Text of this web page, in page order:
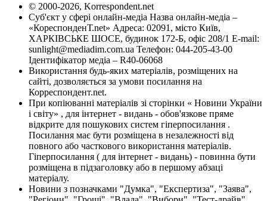
© 2000-2026, Korrespondent.net
Суб'єкт у сфері онлайн-медіа Назва онлайн-медіа –
«КореспонденТ.net» Адреса: 02091, місто Київ,
ХАРКІВСЬКЕ ШОСЕ, будинок 172-Б, офіс 208/1 E-mail:
sunlight@mediadim.com.ua Телефон: 044-205-43-00
Ідентифікатор медіа – R40-06068
Використання будь-яких матеріалів, розміщених на
сайті, дозволяється за умови посилання на
Корреспондент.net.
При копіюванні матеріалів зі сторінки « Новини України
і світу» , для інтернет - видань - обов'язкове пряме
відкрите для пошукових систем гіперпосилання .
Посилання має бути розміщена в незалежності від
повного або часткового використання матеріалів.
Гіперпосилання ( для інтернет - видань) - повинна бути
розміщена в підзаголовку або в першому абзаці
матеріалу.
Новини з позначками "Думка", "Експертиза", "Заява",